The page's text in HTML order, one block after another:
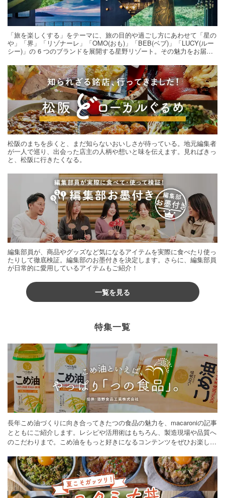
「旅を楽しくする」をテーマに、旅の目的や過ごし方にあわせて「星の
や」「界」「リゾナーレ」「OMO(おも)」「BEB(ベブ)」「LUCY(ルー
シー)」の 6 つのブランドを展開する星野リゾート。その魅力をお届け
松阪のまちを歩くと、まだ知らないおいしさが待っている。地元編集者
が一人で巡り、出会った店主の人柄や想いと味を伝えます。見ればきっ
と、松阪に行きたくなる。
編集部員が、商品やグッズなど気になるアイテムを実際に食べたり使っ
たりして徹底検証。編集部のお墨付きを決定します。さらに、編集部員
が日常的に愛用しているアイテムもご紹介！
一覧を見る
特集一覧
長年こめ油づくりに向き合ってきたつの食品の魅力を、macaroniの記事
とともにご紹介します。レシピや活用術はもちろん、製造現場や品質へ
のこだわりまで。こめ油をもっと好きになるコンテンツをぜひお楽しみ